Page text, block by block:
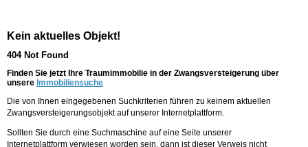
* Suche verfeinern durch
Kombinieren
Frankfurt/Oder
am Main
Immobiliensuche
nach Kreis
nach Amtsgericht
Kein aktuelles Objekt!
404 Not Found
Finden Sie jetzt Ihre Traumimmobilie in der Zwangsversteigerung über
unsere Immobiliensuche
Die von Ihnen eingegebenen Suchkriterien führen zu keinem aktuellen
Zwangsversteigerungsobjekt auf unserer Internetplattform.
Sollten Sie durch eine Suchmaschine auf eine Seite unserer
Internetplattform verwiesen worden sein, dann ist dieser Verweis nicht